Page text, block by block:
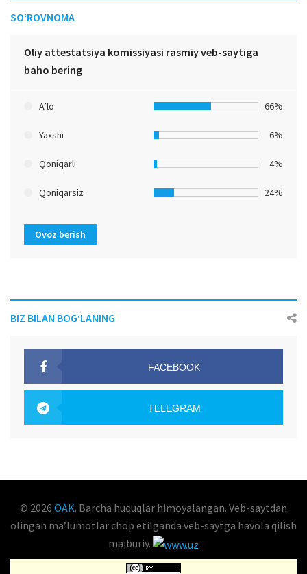
SO‘ROVNOMA
Oliy attestatsiya komissiyasi rasmiy veb-saytiga
baho bering
A’lo 66%
Yaxshi 6%
Qoniqarli 4%
Qoniqarsiz 24%
Ovoz berish
BIZ BILAN BOG‘LANING
FACEBOOK
TELEGRAM
© 2026 OAK. Barcha huquqlar himoyalangan. Veb-saytdan
olingan maʼlumotlar chop etilganda veb-saytga havola qilish
majburiy.